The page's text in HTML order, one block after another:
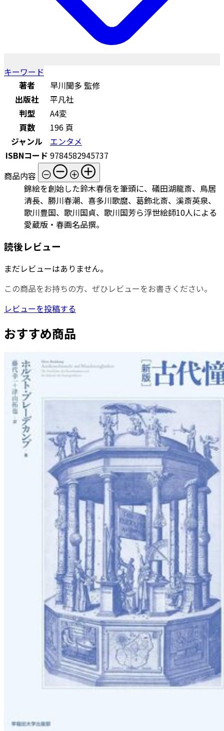
キーワード
著者
早川聞多 監修
出版社
平凡社
判型
A4変
頁数
196 頁
ジャンル
エンタメ
ISBNコード 9784582945737
商品内容
錦絵を創始した鈴木春信を筆頭に、礒田湖龍斎、鳥居
清長、勝川春潮、喜多川歌麿、葛飾北斎、溪斎英泉、
歌川豊国、歌川国貞、歌川国芳ら浮世絵師10人による
愛蔵版・春画名品撰。
読後レビュー
まだレビューはありません。
この商品をお持ちの方、ぜひレビューをお書きください。
レビューを投稿する
おすすめ商品